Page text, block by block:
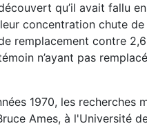
qu’il avait fallu
concentration chute
remplacement contre
n’ayant pas
1970, les recherches
Ames, à l'Université